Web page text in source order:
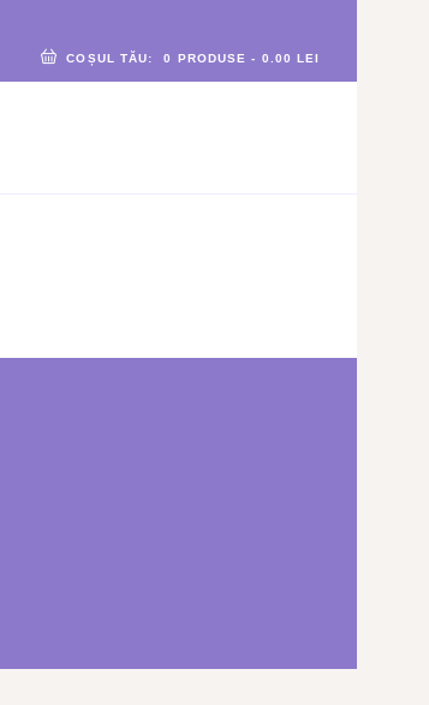
COȘUL TĂU: 0 PRODUSE - 0.00 LEI